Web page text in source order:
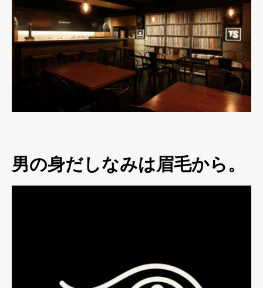
男の身だしなみは眉毛から。